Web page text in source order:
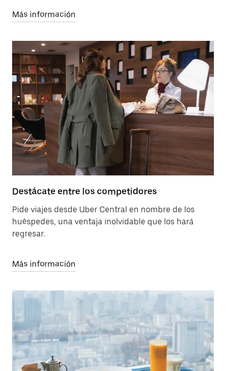
Más información
Destácate entre los competidores
Pide viajes desde Uber Central en nombre de los
huéspedes, una ventaja inolvidable que los hará
regresar.
Más información